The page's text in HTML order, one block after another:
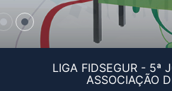
LIGA FIDSEGUR - 5ª
ASSOCIAÇÃO